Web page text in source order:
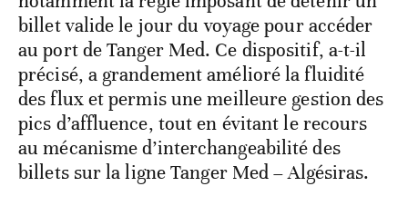
billet valide le jour du voyage pour accéder
au port de Tanger Med. Ce dispositif, a-t-il
précisé, a grandement amélioré la fluidité
des flux et permis une meilleure gestion des
pics d’affluence, tout en évitant le recours
au mécanisme d’interchangeabilité des
billets sur la ligne Tanger Med – Algésiras.